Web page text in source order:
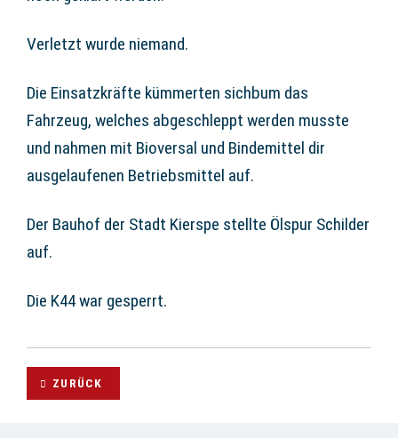
Verletzt wurde niemand.
Die Einsatzkräfte kümmerten sichbum das
Fahrzeug, welches abgeschleppt werden musste
und nahmen mit Bioversal und Bindemittel dir
ausgelaufenen Betriebsmittel auf.
Der Bauhof der Stadt Kierspe stellte Ölspur Schilder
auf.
Die K44 war gesperrt.
ZURÜCK